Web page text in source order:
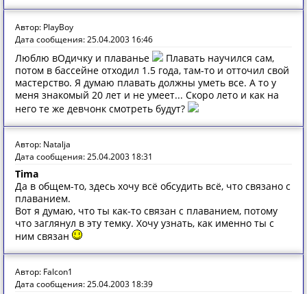
Автор: PlayBoy
Дата сообщения: 25.04.2003 16:46
Люблю вОдичку и плаванье
Плавать научился сам,
потом в бассейне отходил 1.5 года, там-то и отточил свой
мастерство. Я думаю плавать должны уметь все. А то у
меня знакомый 20 лет и не умеет... Скоро лето и как на
него те же девчонк смотреть будут?
Автор: Natalja
Дата сообщения: 25.04.2003 18:31
Tima
Да в общем-то, здесь хочу всё обсудить всё, что связано с
плаванием.
Вот я думаю, что ты как-то связан с плаванием, потому
что заглянул в эту темку. Хочу узнать, как именно ты с
ним связан
Автор: Falcon1
Дата сообщения: 25.04.2003 18:39